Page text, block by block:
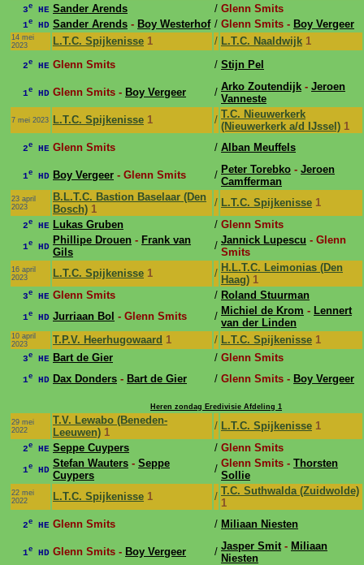
3e HE Sander Arends / Glenn Smits
1e HD Sander Arends - Boy Westerhof / Glenn Smits - Boy Vergeer
14 mei
2023
L.T.C. Spijkenisse 1 / L.T.C. Naaldwijk 1
2e HE Glenn Smits / Stijn Pel
1e HD Glenn Smits - Boy Vergeer / Arko Zoutendijk - Jeroen
Vanneste
7 mei 2023 L.T.C. Spijkenisse 1 / T.C. Nieuwerkerk
(Nieuwerkerk a/d IJssel) 1
2e HE Glenn Smits / Alban Meuffels
1e HD Boy Vergeer - Glenn Smits / Peter Torebko - Jeroen
Camfferman
23 april
2023
B.L.T.C. Bastion Baselaar (Den
Bosch) 1
/ L.T.C. Spijkenisse 1
2e HE Lukas Gruben / Glenn Smits
1e HD
Phillipe Drouen - Frank van
Gils
/ Jannick Lupescu - Glenn
Smits
16 april
2023
L.T.C. Spijkenisse 1 / H.L.T.C. Leimonias (Den
Haag) 1
3e HE Glenn Smits / Roland Stuurman
1e HD Jurriaan Bol - Glenn Smits / Michiel de Krom - Lennert
van der Linden
10 april
2023
T.P.V. Heerhugowaard 1 / L.T.C. Spijkenisse 1
3e HE Bart de Gier / Glenn Smits
1e HD Dax Donders - Bart de Gier / Glenn Smits - Boy Vergeer
Heren zondag Eredivisie Afdeling 1
29 mei
2022
T.V. Lewabo (Beneden-
Leeuwen) 1
/ L.T.C. Spijkenisse 1
2e HE Seppe Cuypers / Glenn Smits
1e HD
Stefan Wauters - Seppe
Cuypers
/ Glenn Smits - Thorsten
Sollie
22 mei
2022
L.T.C. Spijkenisse 1 / T.C. Suthwalda (Zuidwolde)
1
2e HE Glenn Smits / Miliaan Niesten
1e HD Glenn Smits - Boy Vergeer / Jasper Smit- Miliaan
Niesten